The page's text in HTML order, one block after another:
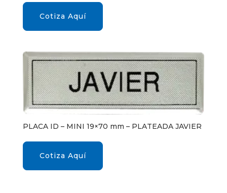
Cotiza Aquí
PLACA ID – MINI 19×70 mm – PLATEADA JAVIER
Cotiza Aquí